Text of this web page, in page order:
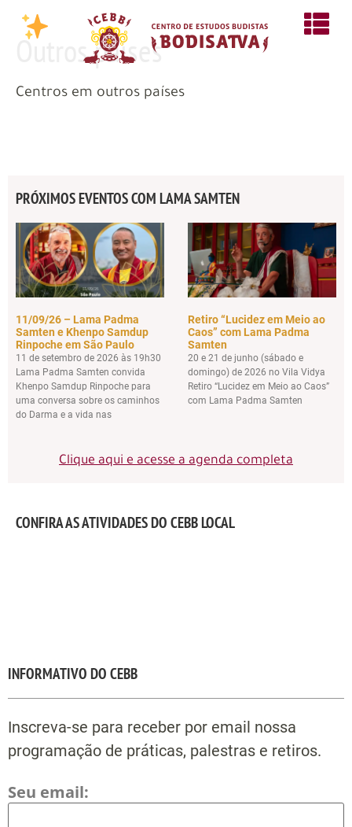
Outros países
Centros em outros países
PRÓXIMOS EVENTOS COM LAMA SAMTEN
11/09/26 – Lama Padma
Samten e Khenpo Samdup
Rinpoche em São Paulo
11 de setembro de 2026 às 19h30
Lama Padma Samten convida
Khenpo Samdup Rinpoche para
uma conversa sobre os caminhos
do Darma e a vida nas
Retiro “Lucidez em Meio ao
Caos” com Lama Padma
Samten
20 e 21 de junho (sábado e
domingo) de 2026 no Vila Vidya
Retiro “Lucidez em Meio ao Caos”
com Lama Padma Samten
Clique aqui e acesse a agenda completa
CONFIRA AS ATIVIDADES DO CEBB LOCAL
INFORMATIVO DO CEBB
Inscreva-se para receber por email nossa
programação de práticas, palestras e retiros.
Seu email: